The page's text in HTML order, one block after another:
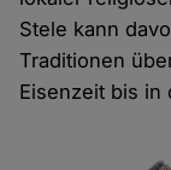
Stele kann
Traditionen
Eisenzeit bis in